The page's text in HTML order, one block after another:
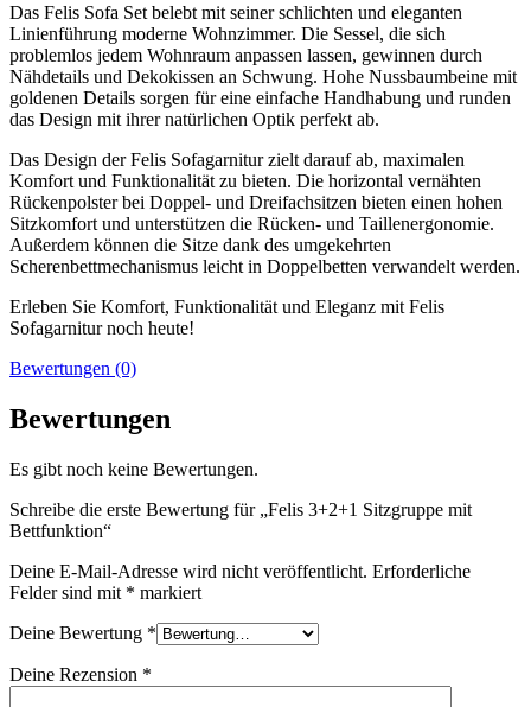
Das Felis Sofa Set belebt mit seiner schlichten und eleganten
Linienführung moderne Wohnzimmer. Die Sessel, die sich
problemlos jedem Wohnraum anpassen lassen, gewinnen durch
Nähdetails und Dekokissen an Schwung. Hohe Nussbaumbeine mit
goldenen Details sorgen für eine einfache Handhabung und runden
das Design mit ihrer natürlichen Optik perfekt ab.
Das Design der Felis Sofagarnitur zielt darauf ab, maximalen
Komfort und Funktionalität zu bieten. Die horizontal vernähten
Rückenpolster bei Doppel- und Dreifachsitzen bieten einen hohen
Sitzkomfort und unterstützen die Rücken- und Taillenergonomie.
Außerdem können die Sitze dank des umgekehrten
Scherenbettmechanismus leicht in Doppelbetten verwandelt werden.
Erleben Sie Komfort, Funktionalität und Eleganz mit Felis
Sofagarnitur noch heute!
Bewertungen (0)
Bewertungen
Es gibt noch keine Bewertungen.
Schreibe die erste Bewertung für „Felis 3+2+1 Sitzgruppe mit
Bettfunktion“
Deine E-Mail-Adresse wird nicht veröffentlicht. Erforderliche
Felder sind mit * markiert
Deine Bewertung *
Deine Rezension *